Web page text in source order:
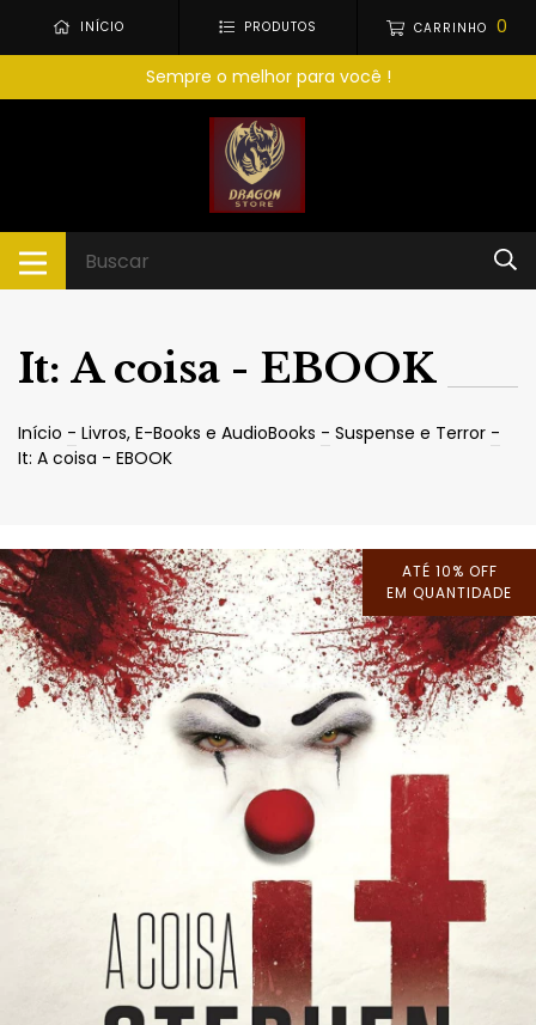
INÍCIO PRODUTOS CARRINHO 0
Sempre o melhor para você !
It: A coisa - EBOOK
Início - Livros, E-Books e AudioBooks - Suspense e Terror -
It: A coisa - EBOOK
ATÉ 10% OFF
EM QUANTIDADE